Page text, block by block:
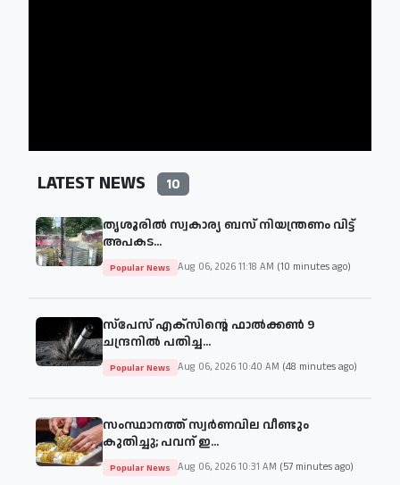
LATEST NEWS 10
തൃശൂരില്‍ സ്വകാര്യ ബസ് നിയന്ത്രണം വിട്ട്
അപകട...
Popular News Aug 06, 2026 11:18 AM (10 minutes ago)
സ്‌പേസ് എക്‌സിന്റെ ഫാൽക്കൺ 9
ചന്ദ്രനിൽ പതിച്ച...
Popular News Aug 06, 2026 10:40 AM (48 minutes ago)
സംസ്ഥാനത്ത് സ്വർണവില വീണ്ടും
കുതിച്ചു; പവന് ഇ...
Popular News Aug 06, 2026 10:31 AM (57 minutes ago)